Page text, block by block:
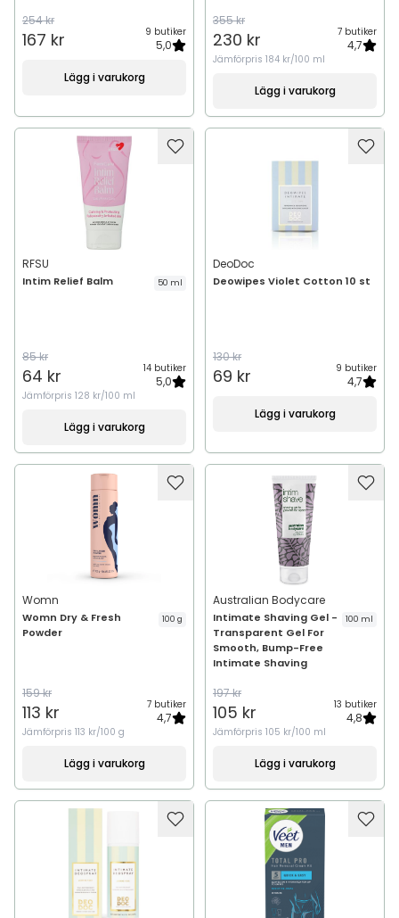
254 kr
167 kr 9 butiker
5,0
Lägg i varukorg
355 kr
230 kr 7 butiker
4,7
Jämförpris 184 kr/100 ml
Lägg i varukorg
RFSU
Intim Relief Balm 50 ml
85 kr
64 kr 14 butiker
5,0
Jämförpris 128 kr/100 ml
Lägg i varukorg
DeoDoc
Deowipes Violet Cotton 10 st
130 kr
69 kr 9 butiker
4,7
Lägg i varukorg
Womn
Womn Dry & Fresh
Powder
100 g
159 kr
113 kr 7 butiker
4,7
Jämförpris 113 kr/100 g
Lägg i varukorg
Australian Bodycare
Intimate Shaving Gel -
Transparent Gel For
Smooth, Bump-Free
Intimate Shaving
100 ml
197 kr
105 kr 13 butiker
4,8
Jämförpris 105 kr/100 ml
Lägg i varukorg